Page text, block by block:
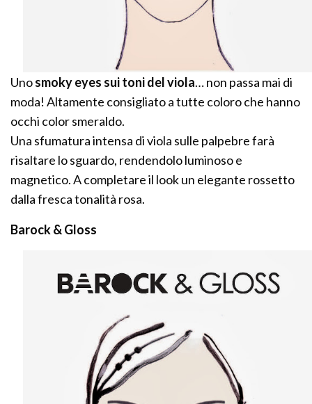
Unosmoky eyes sui toni del viola… non passa mai di
moda! Altamente consigliato a tutte coloro che hanno
occhi color smeraldo.
Una sfumatura intensa di viola sulle palpebre farà
risaltare lo sguardo, rendendolo luminoso e
magnetico. A completare il look un elegante rossetto
dalla fresca tonalità rosa.
Barock & Gloss